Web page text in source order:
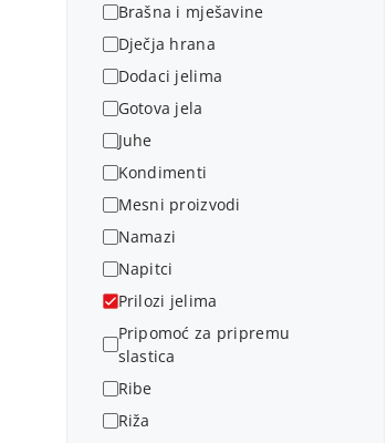
Brašna i mješavine
Dječja hrana
Dodaci jelima
Gotova jela
Juhe
Kondimenti
Mesni proizvodi
Namazi
Napitci
Prilozi jelima
Pripomoć za pripremu
slastica
Ribe
Riža